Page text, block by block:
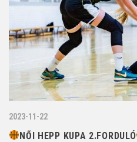
2023-11-22
NŐI HEPP KUPA 2.FORDULÓ